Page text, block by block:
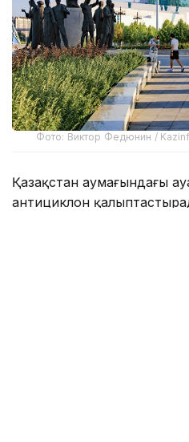
Фото: Виктор Федюнин /
Қазақстан аумағындағы
антициклон